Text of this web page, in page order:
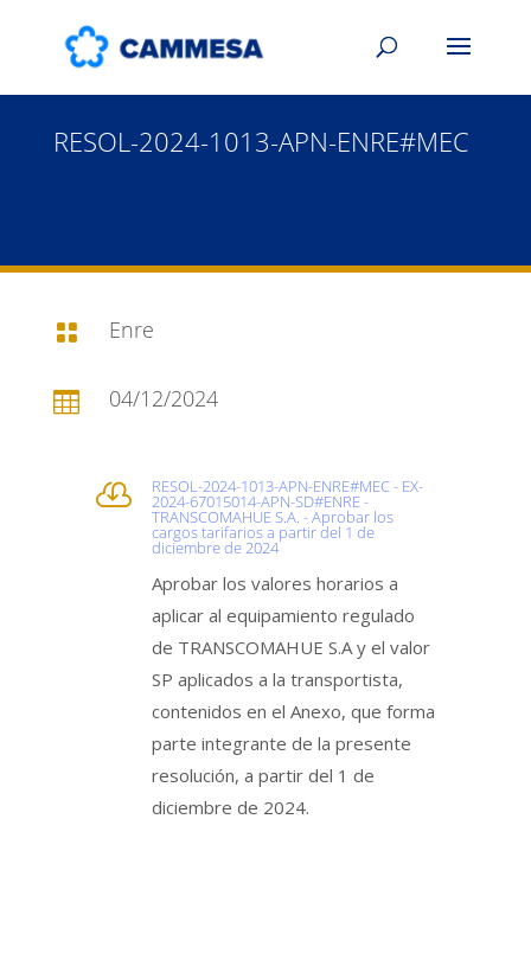
RESOL-2024-1013-APN-ENRE#MEC
 Enre
 04/12/2024
 RESOL-2024-1013-APN-ENRE#MEC - EX-
2024-67015014-APN-SD#ENRE -
TRANSCOMAHUE S.A. - Aprobar los
cargos tarifarios a partir del 1 de
diciembre de 2024
Aprobar los valores horarios a
aplicar al equipamiento regulado
de TRANSCOMAHUE S.A y el valor
SP aplicados a la transportista,
contenidos en el Anexo, que forma
parte integrante de la presente
resolución, a partir del 1 de
diciembre de 2024.